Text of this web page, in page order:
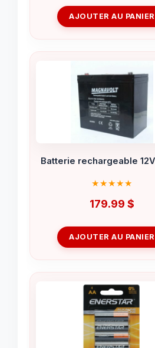
AJOUTER AU PANIER
Batterie rechargeable
179.99 $
AJOUTER AU PANIER